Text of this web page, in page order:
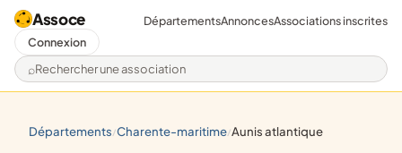
Assoce
Rechercher une association
DépartementsAnnoncesAssociations inscrites
Connexion
départements/ charente-maritime/ aunis atlantique